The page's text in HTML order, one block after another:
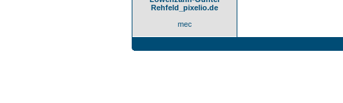
Rehfeld_pixelio.de
mec